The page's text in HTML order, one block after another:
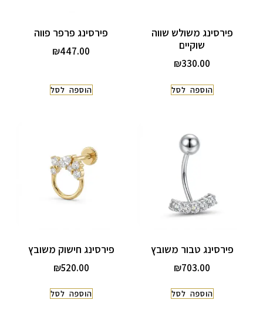
פירסינג משולש שווה
שוקיים
₪330.00
הוספה לסל
פירסינג פרפר פווה
₪447.00
הוספה לסל
פירסינג טבור משובץ
₪703.00
הוספה לסל
פירסינג חישוק משובץ
₪520.00
הוספה לסל